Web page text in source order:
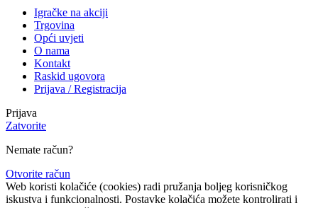
Igračke na akciji
Trgovina
Opći uvjeti
O nama
Kontakt
Raskid ugovora
Prijava / Registracija
Prijava
Zatvorite
Nemate račun?
Otvorite račun
Web koristi kolačiće (cookies) radi pružanja boljeg korisničkog
iskustva i funkcionalnosti. Postavke kolačića možete kontrolirati i